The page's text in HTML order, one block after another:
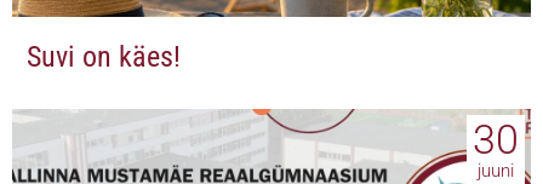
Suvi on käes!
30
juuni